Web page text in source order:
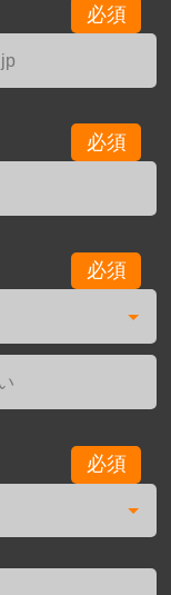
必須
必須
必須
必須